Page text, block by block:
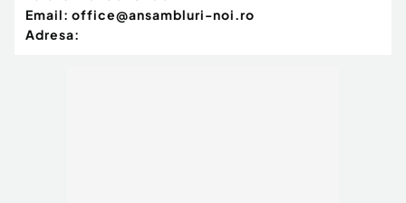
Email: office@ansambluri-noi.ro
Adresa: